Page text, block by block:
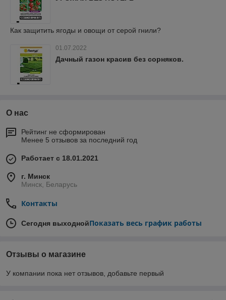
Как защитить ягоды и овощи от серой гнили?
01.07.2022
Дачный газон красив без сорняков.
О нас
Рейтинг не сформирован
Менее 5 отзывов за последний год
Работает с 18.01.2021
г. Минск
Минск, Беларусь
Контакты
Сегодня выходнойПоказать весь график работы
Отзывы о магазине
У компании пока нет отзывов, добавьте первый